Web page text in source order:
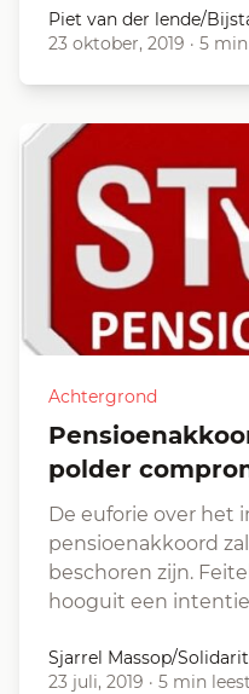
Piet van der lende/
23 oktober, 2019 · 5
Achtergrond
Pensioenakkoord – onuitvoerbaar
polder
De euforie over het
pensioenakkoord
beschoren zijn.
hooguit een
Sjarrel Massop/
23 juli, 2019 · 5 min